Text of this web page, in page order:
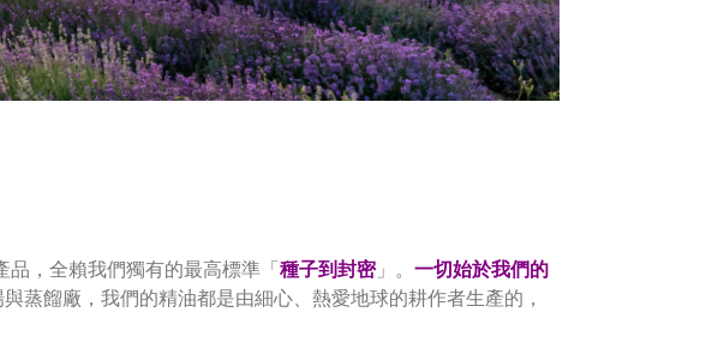
品，全賴我們獨有的最高標準「種子到封密」。 一切始於我們的
餾廠，我們的精油都是由細心、熱愛地球的耕作者生產的，